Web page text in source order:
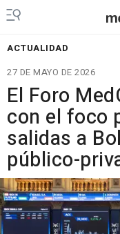
ACTUALIDAD
27 DE MAYO DE 2026
El Foro
con el foco
salidas a
público-